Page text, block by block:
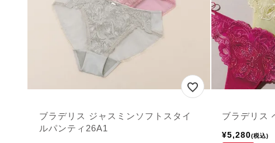
ブラデリス ジャスミンソフトスタイ
ルパンティ26A1
ブラデリス
¥5,280 税込